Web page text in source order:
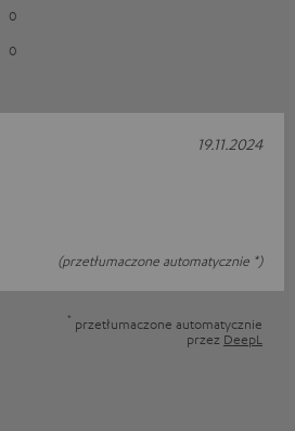
0
0
(przetłumaczone automatycznie *)
19.11.2024
* przetłumaczone automatycznie
przez DeepL